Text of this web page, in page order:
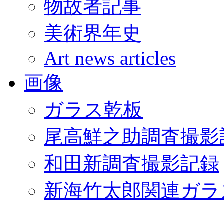
物故者記事
美術界年史
Art news articles
画像
ガラス乾板
尾高鮮之助調査撮
和田新調査撮影記録
新海竹太郎関連ガ